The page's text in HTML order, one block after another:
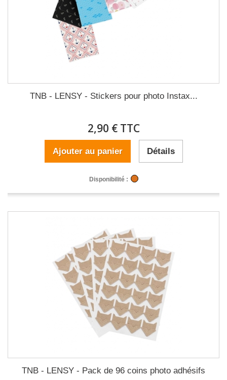
TNB - LENSY - Stickers pour photo Instax...
2,90 € TTC
Ajouter au panier Détails
Disponibilité :
TNB - LENSY - Pack de 96 coins photo adhésifs